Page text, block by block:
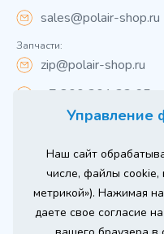
Управление
Наш сайт
числе, файлы cookie,
метрикой»). Нажимая
даете свое согласие
sales@polair-shop.ru
Запчасти:
zip@polair-shop.ru
+7 800 301 33 65
Вся информация на сайте о
справочный характер и не
офертой в соответствии с
Для получения подробной
стоимости указанных товаров
пожалуйста, обращайтесь к
телефону